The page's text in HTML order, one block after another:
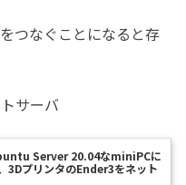
つなぐことになると存
サーバ
Server 20.04なminiPCに
3DプリンタのEnder3をネット